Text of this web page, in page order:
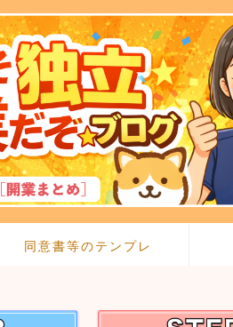
同意書等のテンプレ